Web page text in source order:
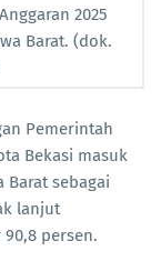
2025
Barat. (dok.
Pemerintah
Bekasi masuk
sebagai
lanjut
persen.